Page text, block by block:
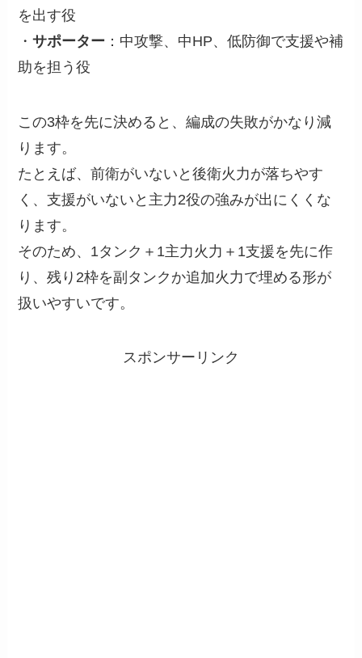
を出す役
・サポーター ：中攻撃、中HP、低防御で支援や補
助を担う役
この3枠を先に決めると、編成の失敗がかなり減
ります。
たとえば、前衛がいないと後衛火力が落ちやす
く、支援がいないと主力2役の強みが出にくくな
ります。
そのため、1タンク＋1主力火力＋1支援を先に作
り、残り2枠を副タンクか追加火力で埋める形が
扱いやすいです。
スポンサーリンク